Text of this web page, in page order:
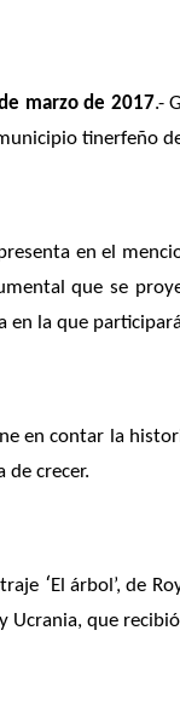
marzo de 2017.-
tinerfeño
en el
que se
en la que
en contar la
de crecer.
‘El árbol’, de
Ucrania, que